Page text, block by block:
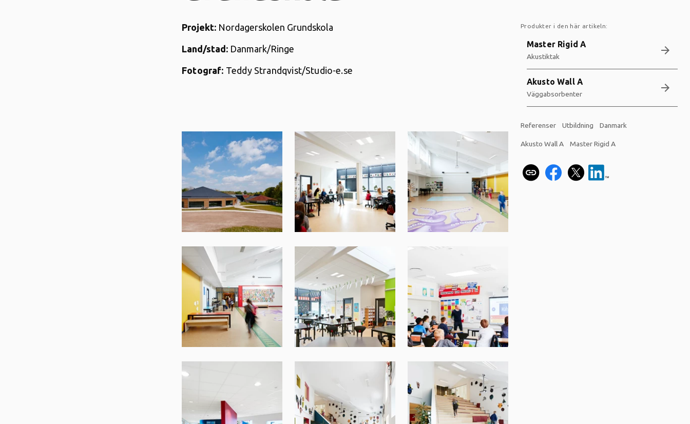
Projekt: Nordagerskolen Grundskola
Land/stad: Danmark/Ringe
Fotograf: Teddy Strandqvist/Studio-e.se
Produkter i den här artikeln:
Master Rigid A
Akustiktak arrow_forward
Akusto Wall A
Väggabsorbenter arrow_forward
Referenser Utbildning Danmark
Akusto Wall A Master Rigid A